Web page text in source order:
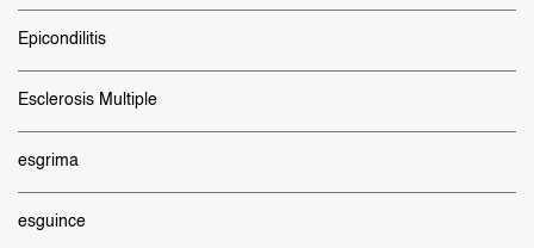
Epicondilitis
Esclerosis Multiple
esgrima
esguince